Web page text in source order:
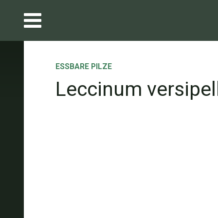
ESSBARE PILZE
Leccinum